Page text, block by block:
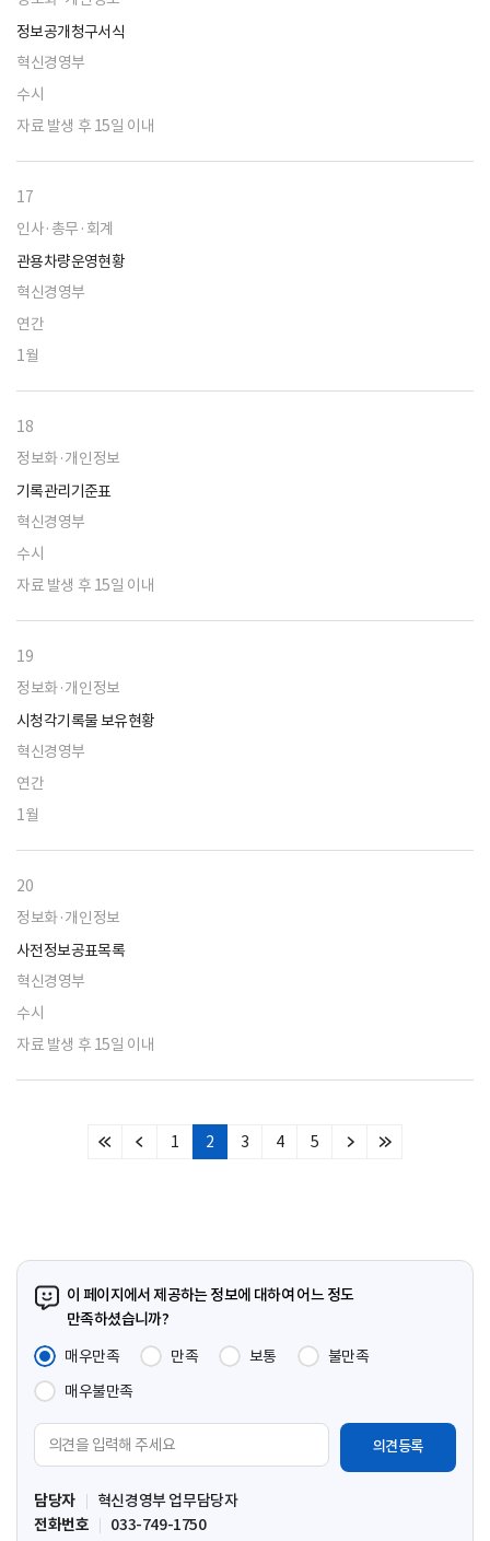
정보공개청구서식
혁신경영부
수시
자료 발생 후 15일 이내
17
인사·총무·회계
관용차량운영현황
혁신경영부
연간
1월
18
정보화·개인정보
기록관리기준표
혁신경영부
수시
자료 발생 후 15일 이내
19
정보화·개인정보
시청각기록물 보유현황
혁신경영부
연간
1월
20
정보화·개인정보
사전정보공표목록
혁신경영부
수시
자료 발생 후 15일 이내
처
이
1 2 3 4 5
다
마
이 페이지에서 제공하는 정보에 대하여 어느 정도
만족하셨습니까?
매우만족
만족 보통
불만족
매우불만족
견
입
력
담당자
혁신경영부 업무담당자
전화번호
033-749-1750